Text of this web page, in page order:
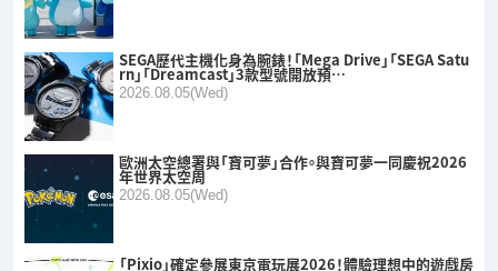
SEGA歷代主機化身為腕錶！「Mega Drive」「SEGA Satu
rn」「Dreamcast」3款型號開放預…
2026.08.05(Wed)
歐洲太空總署與「寶可夢」合作。與寶可夢一同慶祝2026
年世界太空周
2026.08.05(Wed)
「Pixio」確定參展東京電玩展2026！體驗理想中的遊戲房